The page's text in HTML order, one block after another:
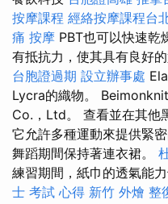
按摩課程 經絡按摩課程台
痛 按摩 PBT也可以快速乾
有抵抗力，使其具有良好
台胞證過期 設立辦事處
Lycra的織物。
Co.，Ltd。 查看並在其他
它允許多種運動來提供緊
舞蹈期間保持著連衣裙。
練習期間，紙巾的透氣能
士 考試 心得 新竹 外燴 整